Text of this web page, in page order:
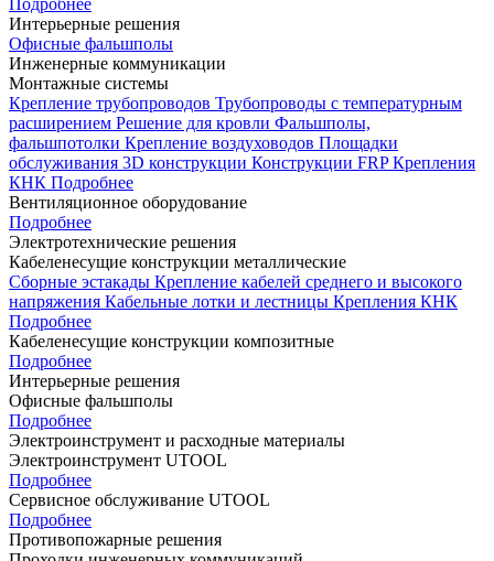
Подробнее
Интерьерные решения
Офисные фальшполы
Инженерные коммуникации
Монтажные системы
Крепление трубопроводов Трубопроводы с температурным
расширением Решение для кровли Фальшполы,
фальшпотолки Крепление воздуховодов Площадки
обслуживания 3D конструкции Конструкции FRPКрепления
КНК Подробнее
Вентиляционное оборудование
Подробнее
Электротехнические решения
Кабеленесущие конструкции металлические
Сборные эстакады Крепление кабелей среднего и высокого
напряжения Кабельные лотки и лестницы Крепления КНК
Подробнее
Кабеленесущие конструкции композитные
Подробнее
Интерьерные решения
Офисные фальшполы
Подробнее
Электроинструмент и расходные материалы
Электроинструмент UTOOL
Подробнее
Сервисное обслуживание UTOOL
Подробнее
Противопожарные решения